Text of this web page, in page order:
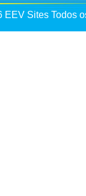
EEV Sites Todos